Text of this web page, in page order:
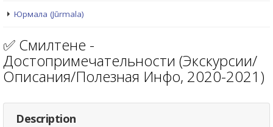
Юрмала (Jūrmala)
✅ Смилтене -
Достопримечательности (Экскурсии/
Описания/Полезная Инфо, 2020-2021)
Description